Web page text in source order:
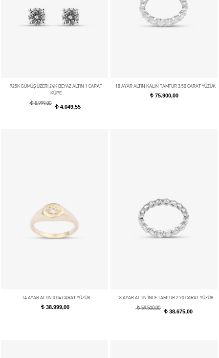
925K GÜMÜŞ ÜZERI 24K BEYAZ ALTIN 1 CARAT
KÜPE
t8.999,00
t4.049,55
18 AYAR ALTIN KALIN TAMTUR 3.50 CARAT YÜZÜK
t 75.900,00
14 AYAR ALTIN 0.04 CARAT YÜZÜK
t38.999,00
18 AYAR ALTIN İNCE TAMTUR 2.70 CARAT YÜZÜK
t59.500,00
t38.675,00